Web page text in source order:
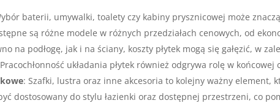
baterii, umywalki, toalety czy kabiny prysznicowej może
są różne modele w różnych przedziałach cenowych, od
na podłogę, jak i na ściany, koszty płytek mogą się gałęzić, w
układania płytek również odgrywa rolę w końcowej
: Szafki, lustra oraz inne akcesoria to kolejny ważny element,
dostosowany do stylu łazienki oraz dostępnej przestrzeni, co